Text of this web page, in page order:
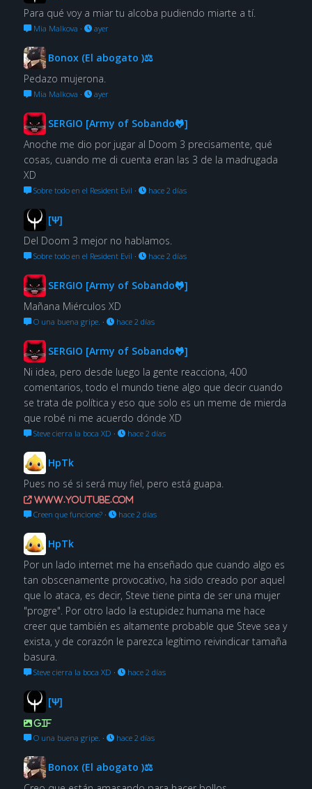
Para qué voy a miar tu alcoba pudiendo miarte a tí.
Mia Malkova · ayer
Bonox (El abogato )⚖
Pedazo mujerona.
Mia Malkova · ayer
SERGIO [Army of Sobando🐸]
Anoche me dio por jugar al Doom 3 precisamente, qué
cosas, cuando me di cuenta eran las 3 de la madrugada
XD
Sobre todo en el Resident Evil · hace 2 días
[Ψ]
Del Doom 3 mejor no hablamos.
Sobre todo en el Resident Evil · hace 2 días
SERGIO [Army of Sobando🐸]
Mañana Miérculos XD
O una buena gripe. · hace 2 días
SERGIO [Army of Sobando🐸]
Ni idea, pero desde luego la gente reacciona, 400
comentarios, todo el mundo tiene algo que decir cuando
se trata de política y eso que solo es un meme de mierda
que robé ni me acuerdo dónde XD
Steve cierra la boca XD · hace 2 días
HpTk
Pues no sé si será muy fiel, pero está guapa.
www.youtube.com
Creen que funcione?· hace 2 días
HpTk
Por un lado internet me ha enseñado que cuando algo es
tan obscenamente provocativo, ha sido creado por aquel
que lo ataca, es decir, Steve tiene pinta de ser una mujer
"progre". Por otro lado la estupidez humana me hace
creer que también es altamente probable que Steve sea y
exista, y de corazón le parezca legítimo reivindicar tamaña
basura.
Steve cierra la boca XD · hace 2 días
[Ψ]
GIF
O una buena gripe. · hace 2 días
Bonox (El abogato )⚖